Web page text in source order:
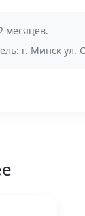
месяцев.
г. Минск ул.